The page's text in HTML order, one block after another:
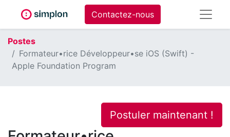
Contactez-nous
Postes
Formateur•rice Développeur•se iOS (Swift) -
Apple Foundation Program
Postuler maintenant !